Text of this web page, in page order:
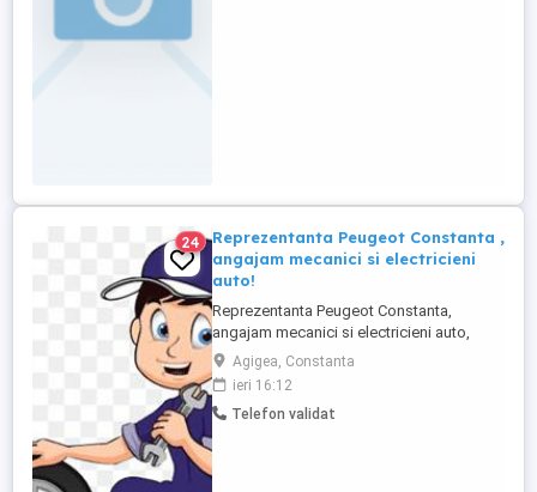
24
Reprezentanta Peugeot Constanta ,
angajam mecanici si electricieni
auto!
Reprezentanta Peugeot Constanta,
angajam mecanici si electricieni auto,
Oferim salariu motivant, conditii de munca
foarte bune, program luni-vineri.Pentru mai
multe detalii, va rugam sa ne contactati!
Agigea, Constanta
ieri 16:12
Telefon validat